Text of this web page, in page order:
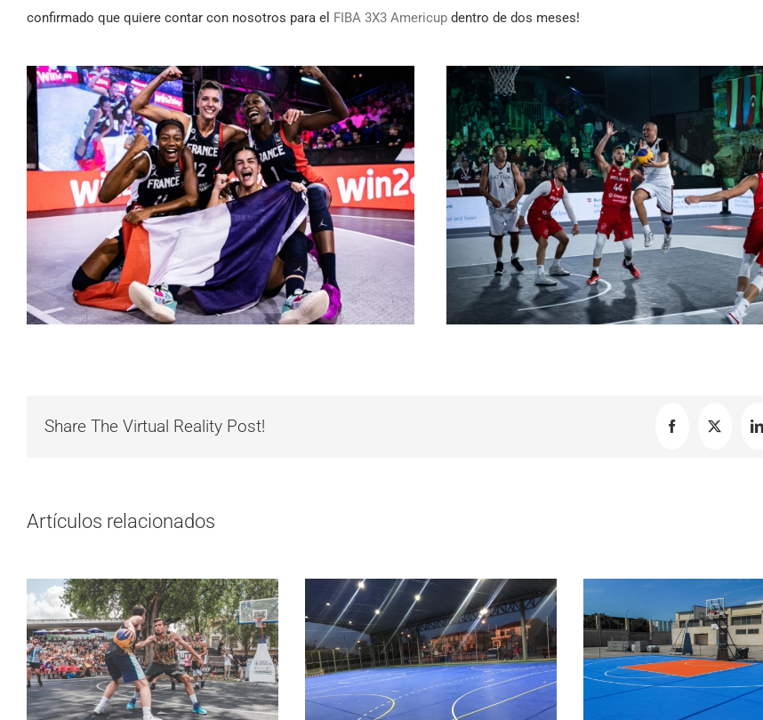
confirmado que quiere contar con nosotros para el FIBA 3X3 Americupdentro de dos meses!
Share The Virtual Reality Post! Facebook
X
Artículos relacionados